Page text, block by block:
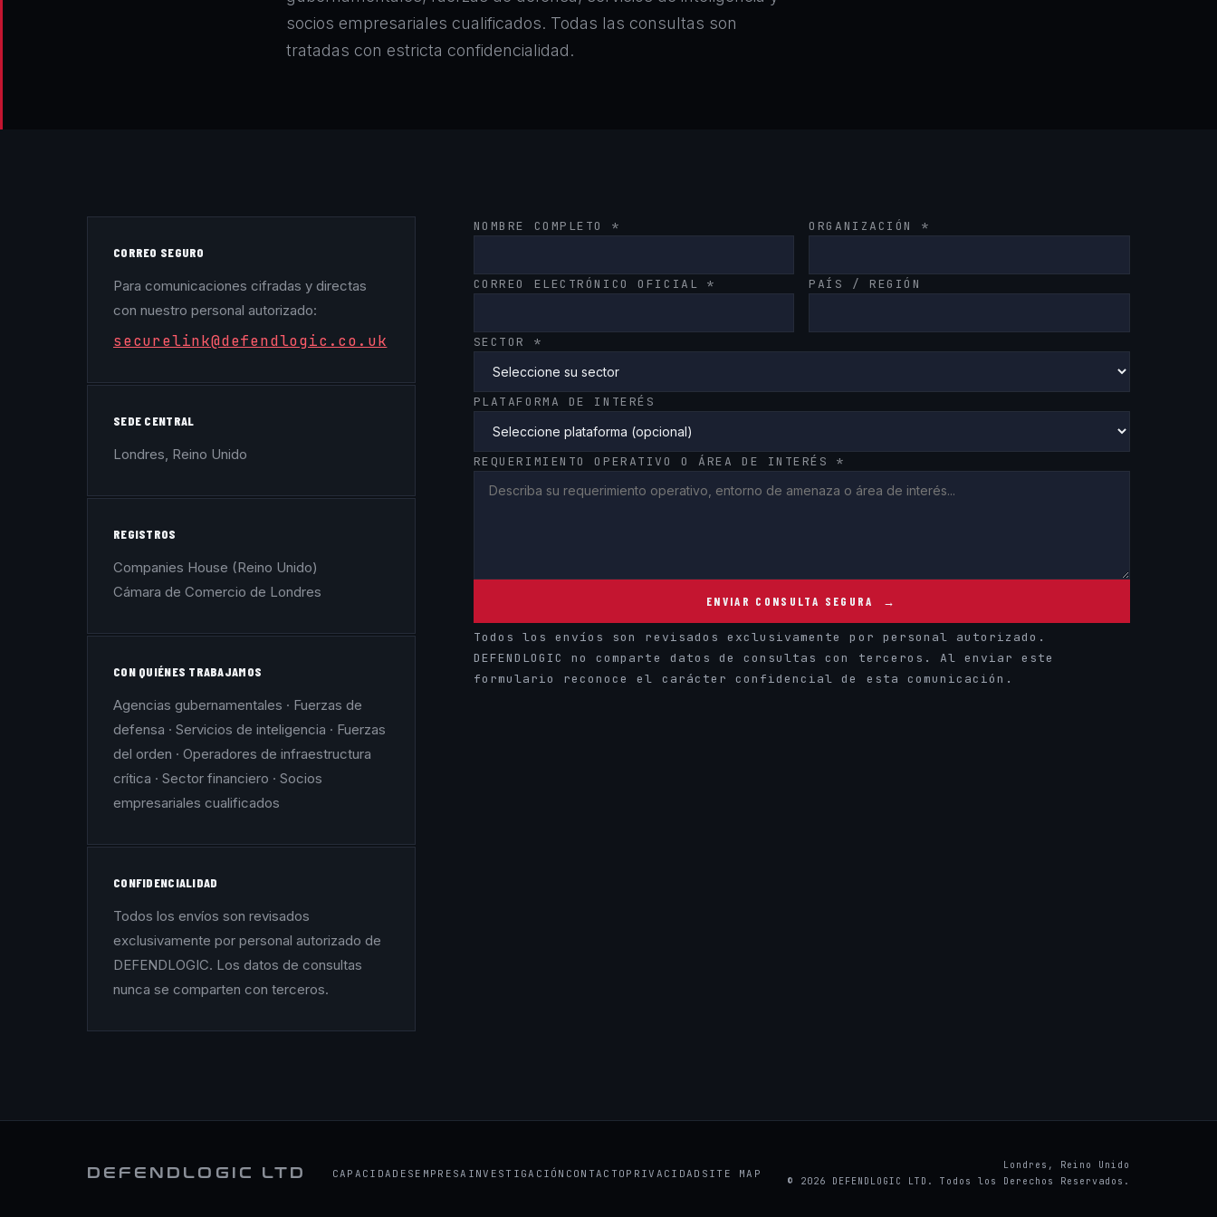
socios empresariales cualificados. Todas las consultas son
tratadas con estricta confidencialidad.
CORREO SEGURO
Para comunicaciones cifradas y directas
con nuestro personal autorizado:
securelink@defendlogic.co.uk
SEDE CENTRAL
Londres, Reino Unido
REGISTROS
Companies House (Reino Unido)
Cámara de Comercio de Londres
CON QUIÉNES TRABAJAMOS
Agencias gubernamentales · Fuerzas de
defensa · Servicios de inteligencia · Fuerzas
del orden · Operadores de infraestructura
crítica · Sector financiero · Socios
empresariales cualificados
CONFIDENCIALIDAD
Todos los envíos son revisados
exclusivamente por personal autorizado de
DEFENDLOGIC. Los datos de consultas
nunca se comparten con terceros.
NOMBRE COMPLETO * ORGANIZACIÓN *
CORREO ELECTRÓNICO OFICIAL * PAÍS / REGIÓN
SECTOR *
PLATAFORMA DE INTERÉS
REQUERIMIENTO OPERATIVO O ÁREA DE INTERÉS *
ENVIAR CONSULTA SEGURA →
Todos los envíos son revisados exclusivamente por personal autorizado.
DEFENDLOGIC no comparte datos de consultas con terceros. Al enviar este
formulario reconoce el carácter confidencial de esta comunicación.
DEFENDLOGIC LTD CAPACIDADES EMPRESA INVESTIGACIÓN CONTACTO PRIVACIDAD SITE MAP
Londres, Reino Unido
© 2026 DEFENDLOGIC LTD. Todos los Derechos Reservados.